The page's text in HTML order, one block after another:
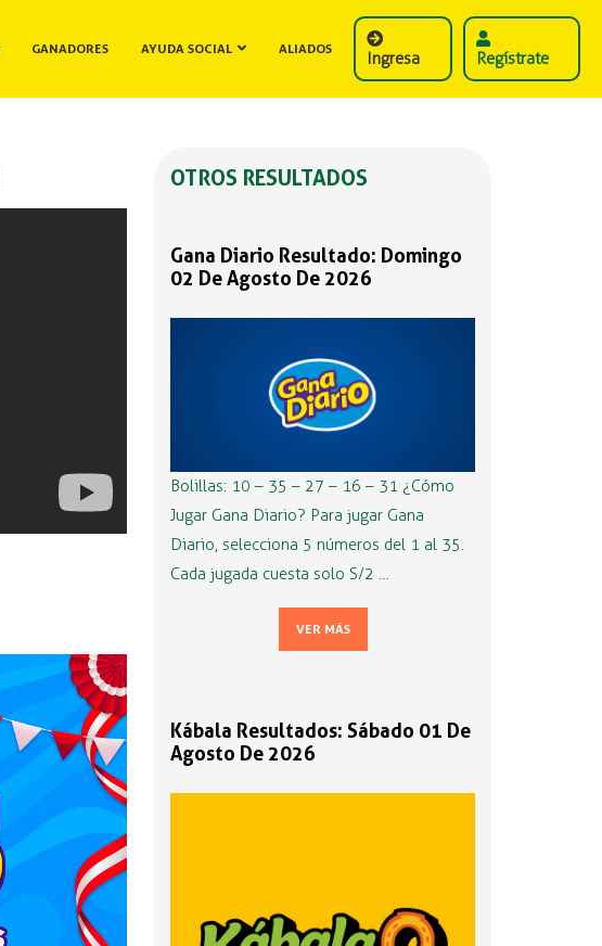
GANADORES AYUDA SOCIAL ALIADOS Ingresa Regístrate
OTROS RESULTADOS
Gana Diario Resultado: Domingo
02 De Agosto De 2026
Bolillas: 10 – 35 – 27 – 16 – 31 ¿Cómo
Jugar Gana Diario? Para jugar Gana
Diario, selecciona 5 números del 1 al 35.
Cada jugada cuesta solo S/2 …
VER MÁS
Kábala Resultados: Sábado 01 De
Agosto De 2026